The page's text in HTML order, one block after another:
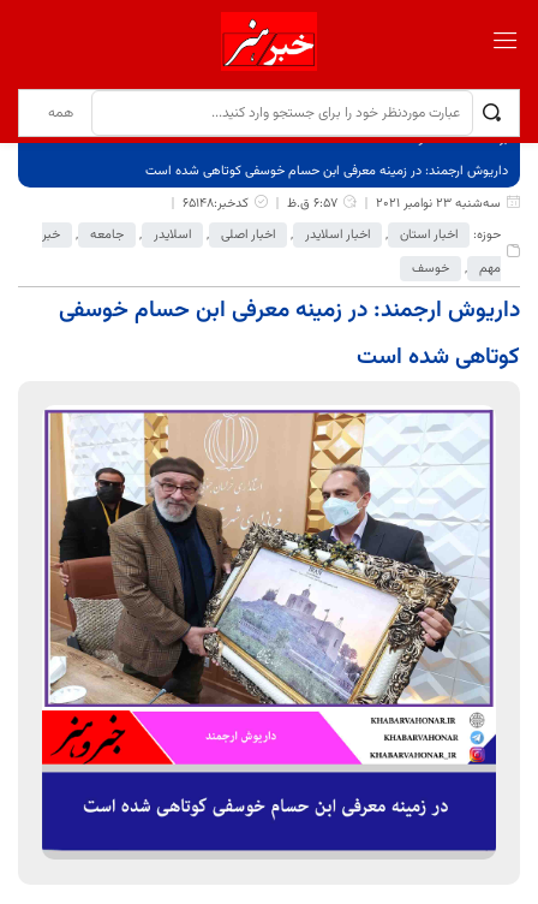
برگ نخست
نوشته‌ها
داریوش ارجمند: در زمینه معرفی ابن حسام خوسفی کوتاهی شده است
سه‌شنبه 23 نوامبر 2021
6:57 ق.ظ
کدخبر:65148
حوزه:
اخبار استان , اخبار اسلایدر , اخبار اصلی , اسلایدر , جامعه ,
خبر
مهم , خوسف
داریوش ارجمند: در زمینه معرفی ابن حسام خوسفی
کوتاهی شده است